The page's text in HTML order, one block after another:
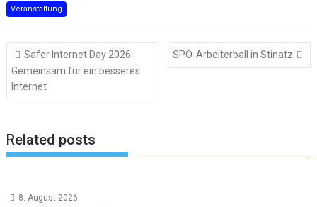
Veranstaltung
Beitragsnavigation
Safer Internet Day 2026:
Gemeinsam für ein besseres
Internet
SPÖ-Arbeiterball in Stinatz
Related posts
8. August 2026